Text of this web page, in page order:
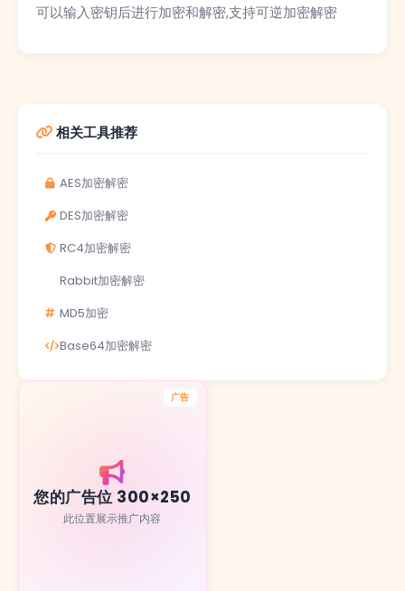
可以输入密钥后进行加密和解密,支持可逆加密解密
相关工具推荐
AES加密解密
DES加密解密
RC4加密解密
Rabbit加密解密
MD5加密
Base64加密解密
广告
您的广告位 300×250
此位置展示推广内容